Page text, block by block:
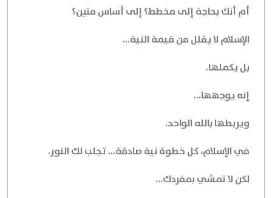
أم أنك بحاجة إلى مخطط؟ إلى أساس متين؟
الإسلام لا يقلل من قيمة النية...
بل يكملها.
إنه يوجهها...
ويربطها بالله الواحد.
في الإسلام، كل خطوة نية صادقة... تجلب لك النور.
لكن لا تمشي بمفردك...